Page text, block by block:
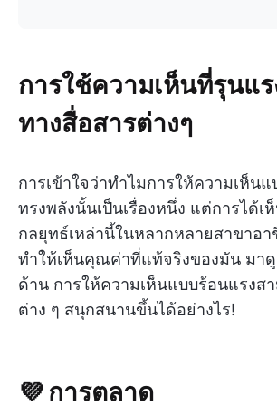
การใช้ความเห็นที่รุนแ
ทางสื่อสารต่างๆ
การเข้าใจว่าทำไมการให้ความเห็น
ทรงพลังนั้นเป็นเรื่องหนึ่ง แต่การได้เ
กลยุทธ์เหล่านี้ในหลากหลายสาขาอ
ทำให้เห็นคุณค่าที่แท้จริงของมัน มาดู
ด้าน การให้ความเห็นแบบร้อนแรงส
ต่าง ๆ สนุกสนานขึ้นได้อย่างไร!
💜 การตลาด